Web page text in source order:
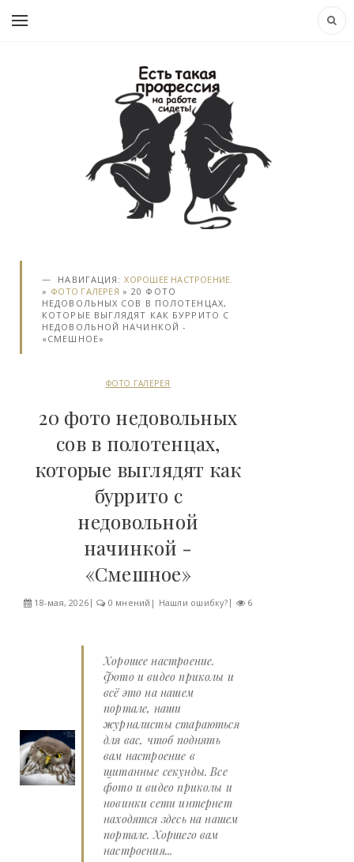
НАВИГАЦИЯ:ХОРОШЕЕ НАСТРОЕНИЕ.
» ФОТО ГАЛЕРЕЯ » 20 ФОТО
НЕДОВОЛЬНЫХ СОВ В ПОЛОТЕНЦАХ,
КОТОРЫЕ ВЫГЛЯДЯТ КАК БУРРИТО С
НЕДОВОЛЬНОЙ НАЧИНКОЙ -
«СМЕШНОЕ»
ФОТО ГАЛЕРЕЯ
20 фото недовольных
сов в полотенцах,
которые выглядят как
буррито с
недовольной
начинкой -
«Смешное»
18-мая, 2026 0 мнений | Нашли ошибку? 6
Хорошее настроение.
Фото и видео приколы и
всё это на нашем
портале, наши
журналисты стараються
для вас, чтоб поднять
вам настроение в
щитанные секунды. Все
фото и видео приколы и
новинки сети интернет
находятся здесь на нашем
портале. Хоршего вам
настроения...